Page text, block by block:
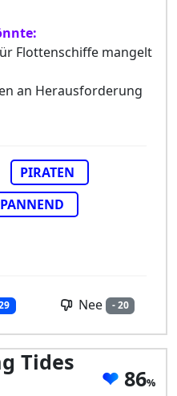
Flottenschiffe mangelt
an Herausforderung
PIRATEN
Nee - 20
Tides
86